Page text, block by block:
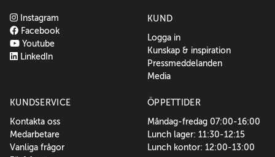
Instagram
Facebook
Youtube
LinkedIn
KUND
Logga in
Kunskap & inspiration
Pressmeddelanden
Media
KUNDSERVICE
Kontakta oss
Medarbetare
Vanliga frågor
ÖPPETTIDER
Måndag-fredag 07:00-16:00
Lunch lager: 11:30-12:15
Lunch kontor: 12:00-13:00